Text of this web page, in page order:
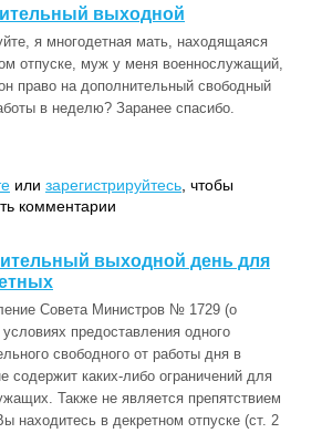
выходной
я многодетная мать, находящаяся
отпуске, муж у меня военнослужащий,
право на дополнительный свободный
в неделю? Заранее спасибо.
или зарегистрируйтесь , чтобы
комментарии
выходной день для
Совета Министров № 1729 (о
предоставления одного
свободного от работы дня в
содержит каких-либо ограничений для
Также не является препятствием
находитесь в декретном отпуске (ст. 2